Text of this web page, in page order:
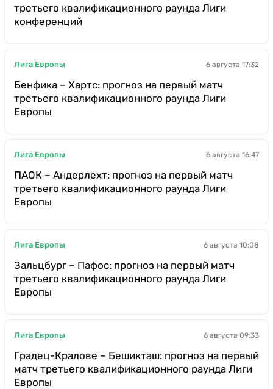
третьего квалификационного раунда Лиги
конференций
Лига Европы 6 августа 17:32
Бенфика – Хартс: прогноз на первый матч
третьего квалификационного раунда Лиги
Европы
Лига Европы 6 августа 16:47
ПАОК – Андерлехт: прогноз на первый матч
третьего квалификационного раунда Лиги
Европы
Лига Европы 6 августа 10:08
Зальцбург – Пафос: прогноз на первый матч
третьего квалификационного раунда Лиги
Европы
Лига Европы 6 августа 09:33
Градец-Кралове – Бешикташ: прогноз на первый
матч третьего квалификационного раунда Лиги
Европы